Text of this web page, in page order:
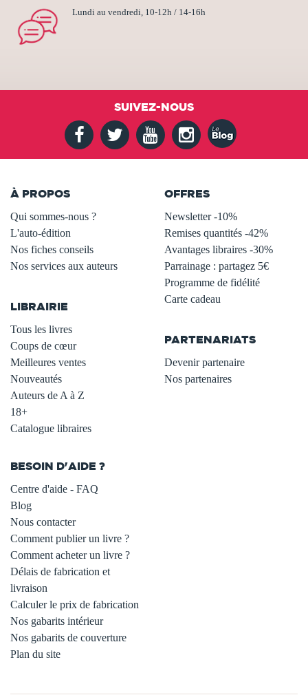
Lundi au vendredi, 10-12h / 14-16h
SUIVEZ-NOUS
À PROPOS
Qui sommes-nous ?
L'auto-édition
Nos fiches conseils
Nos services aux auteurs
LIBRAIRIE
Tous les livres
Coups de cœur
Meilleures ventes
Nouveautés
Auteurs de A à Z
18+
Catalogue libraires
OFFRES
Newsletter -10%
Remises quantités -42%
Avantages libraires -30%
Parrainage : partagez 5€
Programme de fidélité
Carte cadeau
PARTENARIATS
Devenir partenaire
Nos partenaires
BESOIN D'AIDE ?
Centre d'aide - FAQ
Blog
Nous contacter
Comment publier un livre ?
Comment acheter un livre ?
Délais de fabrication et
livraison
Calculer le prix de fabrication
Nos gabarits intérieur
Nos gabarits de couverture
Plan du site